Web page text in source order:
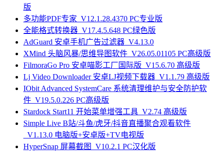
版
多功能PDF专家_V12.1.28.4370 PC专业版
全能格式转换器_V17.4.5.648 PC绿色版
AdGuard 安卓手机广告过滤器_V4.13.0
XMind 头脑风暴/思维导图软件_V26.05.01105 PC高级版
FilmoraGo Pro 安卓喵影工厂国际版_V15.6.70 高级版
Lj Video Downloader 安卓LJ视频下载器_V1.1.79 高级版
IObit Advanced SystemCare 系统清理维护与安全防护软
件_V19.5.0.226 PC高级版
Stardock Start11 开始菜单增强工具_V2.74 高级版
Simple Live B站/斗鱼/虎牙/抖音直播聚合观看软件
_V1.13.0 电脑版+安卓版+TV电视版
HyperSnap 屏幕截图_V10.2.1 PC汉化版